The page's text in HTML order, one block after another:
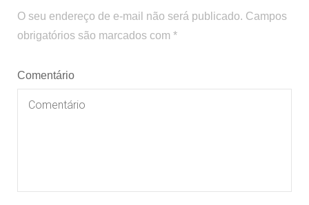
O seu endereço de e-mail não será publicado. Campos
obrigatórios são marcados com *
Comentário